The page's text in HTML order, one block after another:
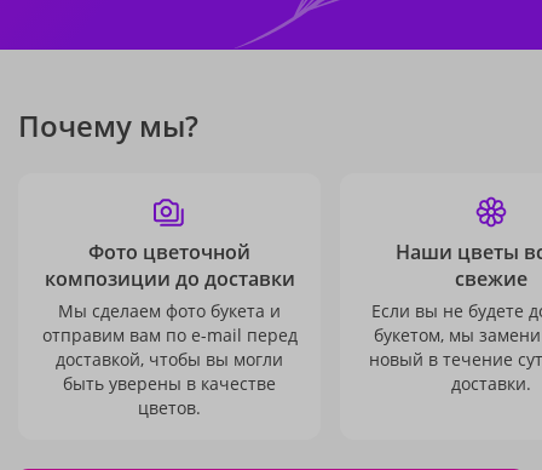
Почему мы?
Фото цветочной
композиции до доставки
Мы сделаем фото букета и
отправим вам по e-mail перед
доставкой, чтобы вы могли
быть уверены в качестве
цветов.
Наши цветы
свежие
Если вы не будете
букетом, мы
новый в течение
доставки.